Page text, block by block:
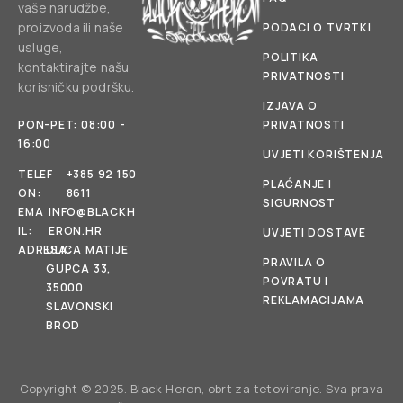
vaše narudžbe,
proizvoda ili naše
usluge,
kontaktirajte našu
korisničku podršku.
PON-PET: 08:00 -
16:00
TELEF
ON:
+385 92 150
8611
EMA
IL:
INFO@BLACKH
ERON.HR
ADRESA:ULICA MATIJE
GUPCA 33,
35000
SLAVONSKI
BROD
PODACI O TVRTKI
POLITIKA
PRIVATNOSTI
IZJAVA O
PRIVATNOSTI
UVJETI KORIŠTENJA
PLAĆANJE I
SIGURNOST
UVJETI DOSTAVE
PRAVILA O
POVRATU I
REKLAMACIJAMA
Copyright © 2025. Black Heron, obrt za tetoviranje. Sva prava